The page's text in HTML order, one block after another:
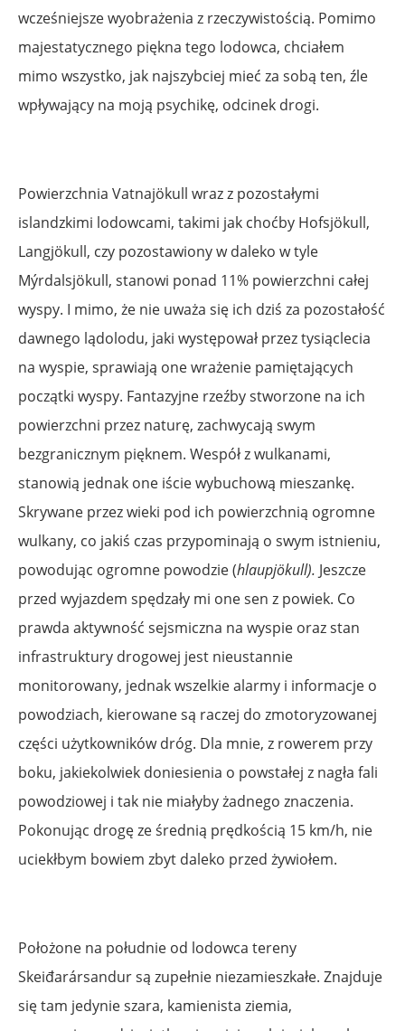
wcześniejsze wyobrażenia z rzeczywistością. Pomimo
majestatycznego piękna tego lodowca, chciałem
mimo wszystko, jak najszybciej mieć za sobą ten, źle
wpływający na moją psychikę, odcinek drogi.
Powierzchnia Vatnajökull wraz z pozostałymi
islandzkimi lodowcami, takimi jak choćby Hofsjökull,
Langjökull, czy pozostawiony w daleko w tyle
Mýrdalsjökull, stanowi ponad 11% powierzchni całej
wyspy. I mimo, że nie uważa się ich dziś za pozostałość
dawnego lądolodu, jaki występował przez tysiąclecia
na wyspie, sprawiają one wrażenie pamiętających
początki wyspy. Fantazyjne rzeźby stworzone na ich
powierzchni przez naturę, zachwycają swym
bezgranicznym pięknem. Wespół z wulkanami,
stanowią jednak one iście wybuchową mieszankę.
Skrywane przez wieki pod ich powierzchnią ogromne
wulkany, co jakiś czas przypominają o swym istnieniu,
powodując ogromne powodzie (hlaupjökull). Jeszcze
przed wyjazdem spędzały mi one sen z powiek. Co
prawda aktywność sejsmiczna na wyspie oraz stan
infrastruktury drogowej jest nieustannie
monitorowany, jednak wszelkie alarmy i informacje o
powodziach, kierowane są raczej do zmotoryzowanej
części użytkowników dróg. Dla mnie, z rowerem przy
boku, jakiekolwiek doniesienia o powstałej z nagła fali
powodziowej i tak nie miałyby żadnego znaczenia.
Pokonując drogę ze średnią prędkością 15 km/h, nie
uciekłbym bowiem zbyt daleko przed żywiołem.
Położone na południe od lodowca tereny
Skeiđarársandur są zupełnie niezamieszkałe. Znajduje
się tam jedynie szara, kamienista ziemia,